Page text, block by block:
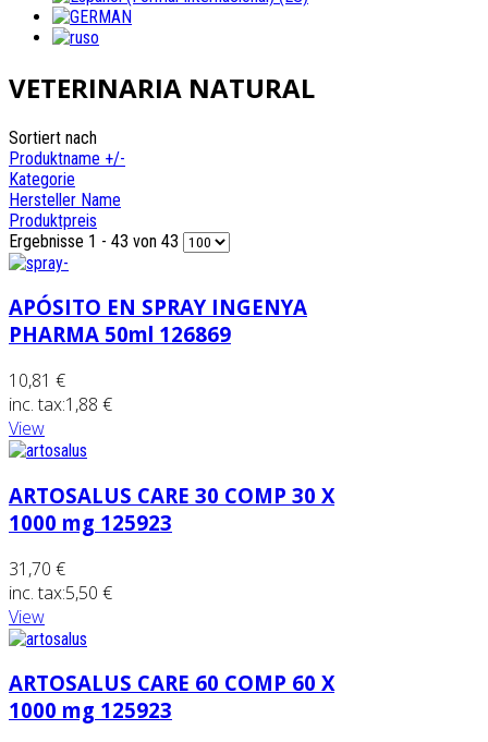
VETERINARIA NATURAL
Sortiert nach
Produktname +/-
Kategorie
Hersteller Name
Produktpreis
Ergebnisse 1 - 43 von 43
APÓSITO EN SPRAY INGENYA
PHARMA 50ml 126869
10,81 €
inc. tax:1,88 €
View
ARTOSALUS CARE 30 COMP 30 X
1000 mg 125923
31,70 €
inc. tax:5,50 €
View
ARTOSALUS CARE 60 COMP 60 X
1000 mg 125923